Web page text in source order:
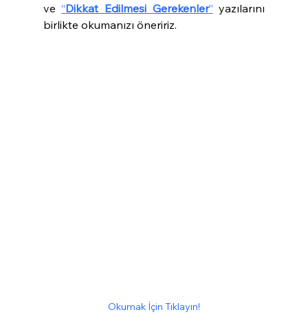
ve “Dikkat Edilmesi Gerekenler” yazılarını
birlikte okumanızı öneririz.
Okumak İçin Tıklayın!